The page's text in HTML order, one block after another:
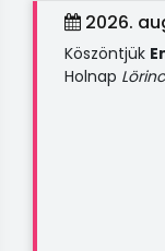
2026.
Köszöntjük
Holnap Lörinc